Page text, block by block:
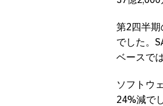
第2四半
でした。
ベースで
ソフトウ
24%減で